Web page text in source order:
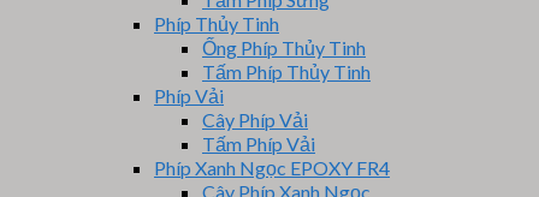
Phíp Thủy Tinh
Ống Phíp Thủy Tinh
Tấm Phíp Thủy Tinh
Phíp Vải
Cây Phíp Vải
Tấm Phíp Vải
Phíp Xanh Ngọc EPOXY FR4
Cây Phíp Xanh Ngọc